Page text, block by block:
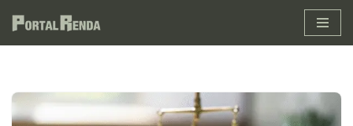
conteúdo